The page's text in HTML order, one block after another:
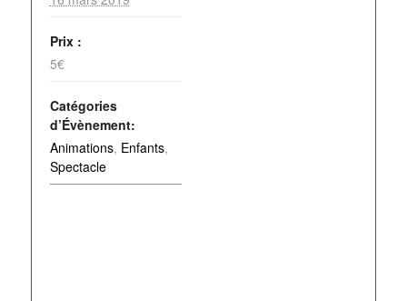
Prix :
5€
Catégories
d’Évènement:
Animations, Enfants,
Spectacle